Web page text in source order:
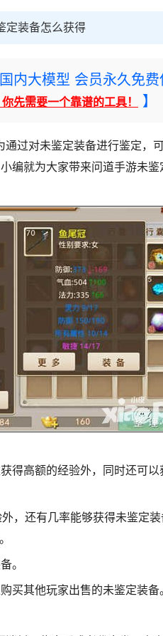
定装备怎么获得
内大模型 会员永久免费
先需要一个靠谱的工具！ 】
对未鉴定装备进行鉴定，
编就为大家带来问道手游未
高额的经验外，同时还可以
还有几率能够获得未鉴定装
。
其他玩家出售的未鉴定装备